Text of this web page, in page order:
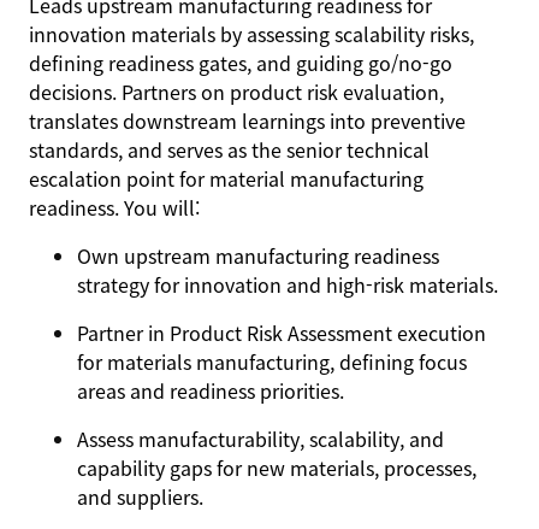
innovation materials by assessing scalability risks,
defining readiness gates, and guiding go/no‑go
decisions. Partners on product risk evaluation,
translates downstream learnings into preventive
standards, and serves as the senior technical
escalation point for material manufacturing
readiness. You will:
Own upstream manufacturing readiness
strategy for innovation and high‑risk materials.
Partner in Product Risk Assessment execution
for materials manufacturing, defining focus
areas and readiness priorities.
Assess manufacturability, scalability, and
capability gaps for new materials, processes,
and suppliers.